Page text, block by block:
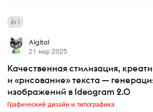
1
Aigital
21 мар 2025
Качественная стилизация,
и «рисование» текста —
изображений в Ideogram 2.0
Графический дизайн и типографика